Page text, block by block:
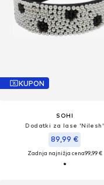
KUPON
SOHI
Dodatki za lase 'Nilesh'
89,99 €
Zadnja najnižja cena99,99 €